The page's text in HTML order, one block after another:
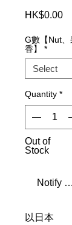
HK$0.00
G數【Nut、
香】
*
Quantity *
Out of
Stock
Notify
以日本